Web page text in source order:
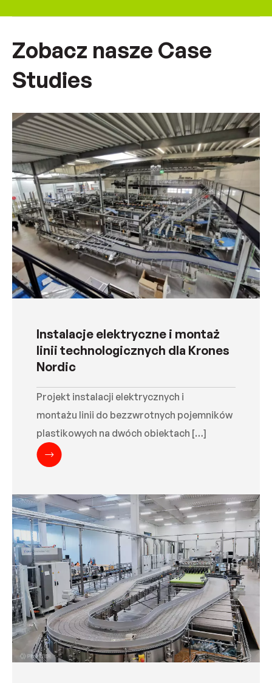
Zobacz nasze Case
Studies
Instalacje elektryczne i montaż
linii technologicznych dla Krones
Nordic
Projekt instalacji elektrycznych i
montażu linii do bezzwrotnych pojemników
plastikowych na dwóch obiektach […]